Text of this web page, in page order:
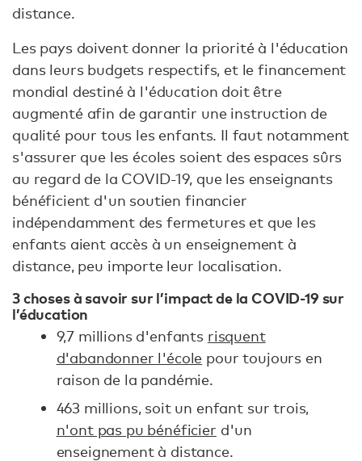
distance.
Les pays doivent donner la priorité à l'éducation
dans leurs budgets respectifs, et le financement
mondial destiné à l'éducation doit être
augmenté afin de garantir une instruction de
qualité pour tous les enfants. Il faut notamment
s'assurer que les écoles soient des espaces sûrs
au regard de la COVID-19, que les enseignants
bénéficient d'un soutien financier
indépendamment des fermetures et que les
enfants aient accès à un enseignement à
distance, peu importe leur localisation.
3 choses à savoir sur l’impact de la COVID-19 sur
l’éducation
9,7 millions d'enfants risquent
d'abandonner l'école pour toujours en
raison de la pandémie.
463 millions, soit un enfant sur trois,
n'ont pas pu bénéficier d'un
enseignement à distance.